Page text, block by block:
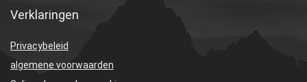
Verklaringen
Privacybeleid
algemene voorwaarden